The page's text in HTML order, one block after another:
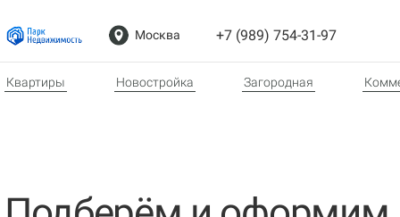
Москва +7 (989) 754-31-97
Квартиры Новостройка Загородная